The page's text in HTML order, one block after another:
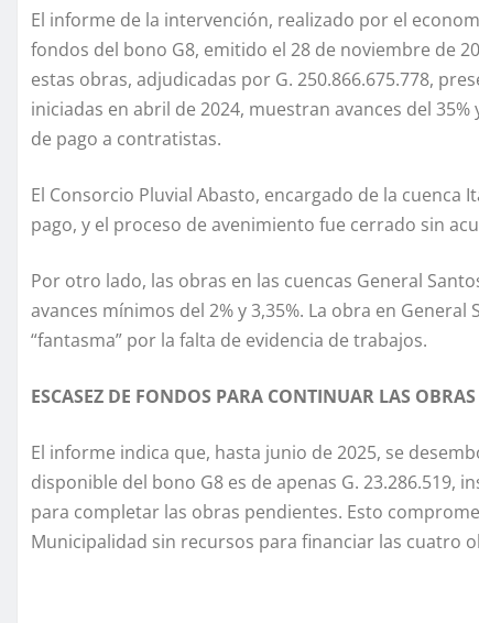
El informe de la intervención, realizado por el
fondos del bono G8, emitido el 28 de noviembre de
estas obras, adjudicadas por G. 250.866.675.778,
iniciadas en abril de 2024, muestran avances del
de pago a contratistas.
El Consorcio Pluvial Abasto, encargado de la
pago, y el proceso de avenimiento fue cerrado sin
Por otro lado, las obras en las cuencas General
avances mínimos del 2% y 3,35%. La obra en
“fantasma” por la falta de evidencia de trabajos.
ESCASEZ DE FONDOS PARA CONTINUAR LAS OBRAS
El informe indica que, hasta junio de 2025, se
disponible del bono G8 es de apenas G. 23.286.519,
para completar las obras pendientes. Esto
Municipalidad sin recursos para financiar las cuatro